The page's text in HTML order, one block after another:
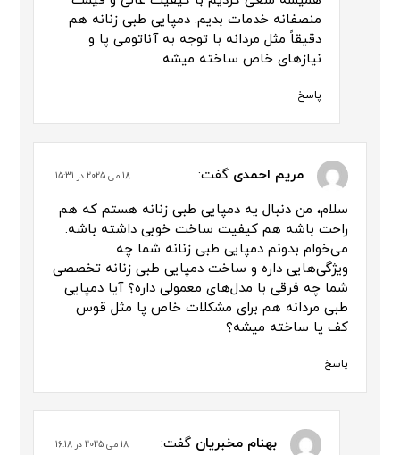
منصفانه خدمات بدیم. دمپایی طبی زنانه هم
دقیقاً مثل مردانه با توجه به آناتومی پا و
نیازهای خاص ساخته میشه.
پاسخ
مریم احمدی گفت: 18 می 2025 در 15:31
سلام، من دنبال یه دمپایی طبی زنانه هستم که هم
راحت باشه هم کیفیت ساخت خوبی داشته باشه.
می‌خوام بدونم دمپایی طبی زنانه شما چه
ویژگی‌هایی داره و ساخت دمپایی طبی زنانه تخصصی
شما چه فرقی با مدل‌های معمولی داره؟ آیا دمپایی
طبی مردانه هم برای مشکلات خاص پا مثل قوس
کف پا ساخته میشه؟
پاسخ
بهنام مخبریان گفت: 18 می 2025 در 16:18